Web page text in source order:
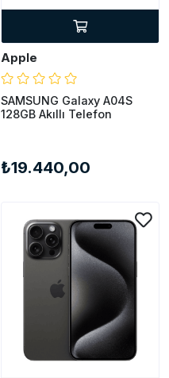
Apple
SAMSUNG Galaxy A04S
128GB Akıllı Telefon
₺19.440,00